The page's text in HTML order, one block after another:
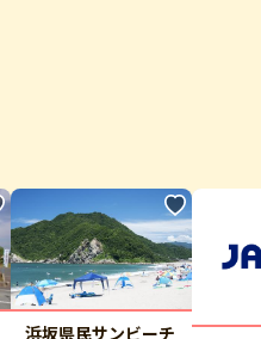
浜坂県民サンビーチ